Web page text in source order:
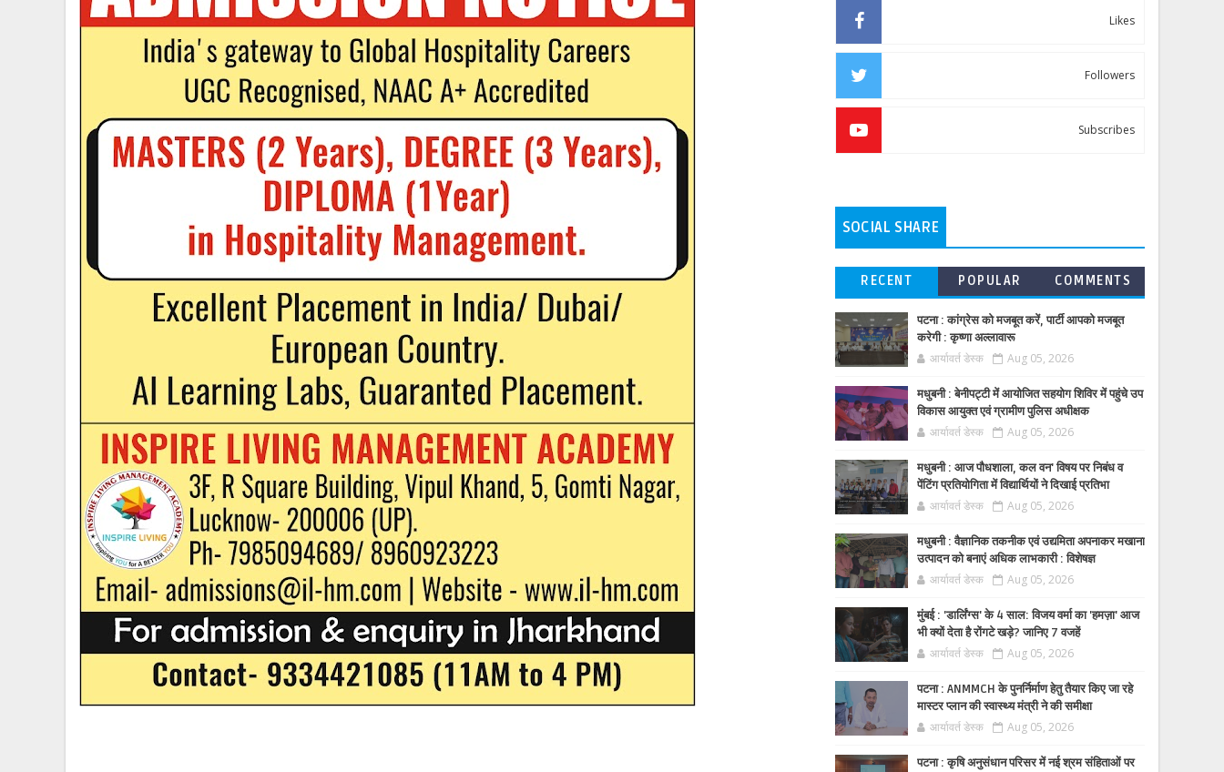
Likes
Followers
Subscribes
SOCIAL SHARE
RECENT POPULAR COMMENTS
पटना : कांग्रेस को मजबूत करें, पार्टी आपको मजबूत
करेगी : कृष्णा अल्लावारू
आर्यावर्त डेस्क Aug 05, 2026
मधुबनी : बेनीपट्टी में आयोजित सहयोग शिविर में पहुंचे उप
विकास आयुक्त एवं ग्रामीण पुलिस अधीक्षक
आर्यावर्त डेस्क Aug 05, 2026
मधुबनी : आज पौधशाला, कल वन' विषय पर निबंध व
पेंटिंग प्रतियोगिता में विद्यार्थियों ने दिखाई प्रतिभा
आर्यावर्त डेस्क Aug 05, 2026
मधुबनी : वैज्ञानिक तकनीक एवं उद्यमिता अपनाकर मखाना
उत्पादन को बनाएं अधिक लाभकारी : विशेषज्ञ
आर्यावर्त डेस्क Aug 05, 2026
मुंबई : 'डार्लिंग्स' के 4 साल: विजय वर्मा का 'हमज़ा' आज
भी क्यों देता है रोंगटे खड़े? जानिए 7 वजहें
आर्यावर्त डेस्क Aug 05, 2026
पटना : ANMMCH के पुनर्निर्माण हेतु तैयार किए जा रहे
मास्टर प्लान की स्वास्थ्य मंत्री ने की समीक्षा
आर्यावर्त डेस्क Aug 05, 2026
पटना : कृषि अनुसंधान परिसर में नई श्रम संहिताओं पर